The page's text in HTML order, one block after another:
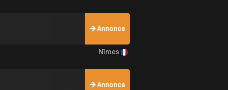
Annonce
Nîmes
Annonce